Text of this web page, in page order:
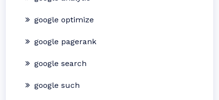
google optimize
google pagerank
google search
google such